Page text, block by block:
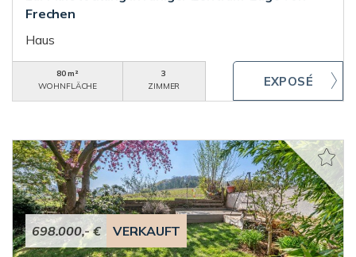
Frechen
Haus
80 m²
WOHNFLÄCHE
3
ZIMMER
698.000,- € VERKAUFT